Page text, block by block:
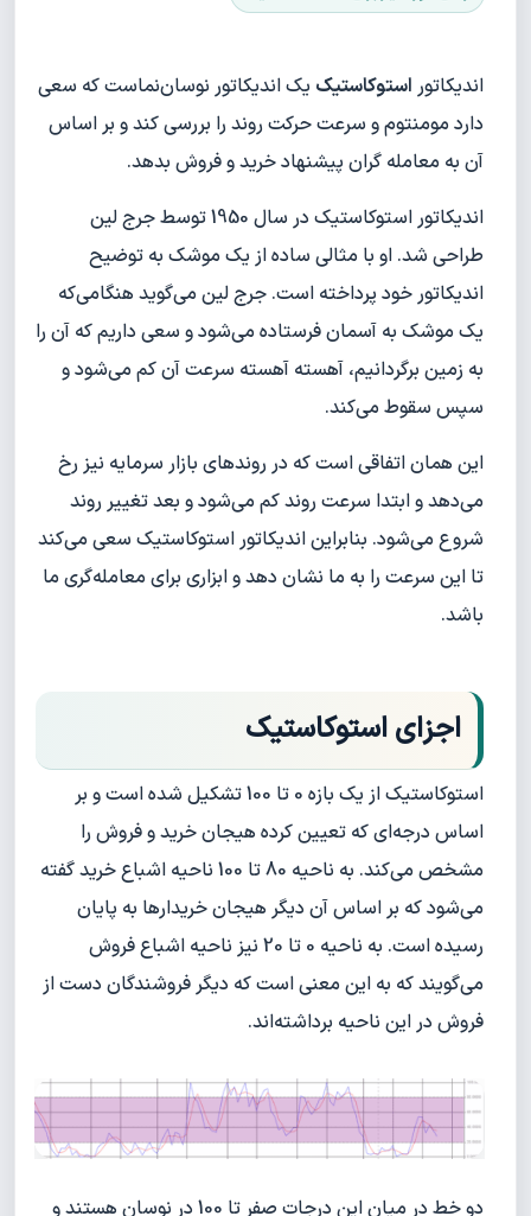
اندیکاتور استوکاستیک یک اندیکاتور نوسان‌نماست که سعی
دارد مومنتوم و سرعت حرکت روند را بررسی کند و بر اساس
آن به معامله گران پیشنهاد خرید و فروش بدهد.
اندیکاتور استوکاستیک در سال 1950 توسط جرج لین
طراحی شد. او با مثالی ساده از یک موشک به توضیح
اندیکاتور خود پرداخته است. جرج لین می‌گوید هنگامی‌که
یک موشک به آسمان فرستاده می‌شود و سعی داریم که آن را
به زمین برگردانیم، آهسته آهسته سرعت آن کم می‌شود و
سپس سقوط می‌کند.
این همان اتفاقی است که در روندهای بازار سرمایه نیز رخ
می‌دهد و ابتدا سرعت روند کم می‌شود و بعد تغییر روند
شروع می‌شود. بنابراین اندیکاتور استوکاستیک سعی می‌کند
تا این سرعت را به ما نشان دهد و ابزاری برای معامله‌گری ما
باشد.
اجزای استوکاستیک
استوکاستیک از یک بازه 0 تا 100 تشکیل شده است و بر
اساس درجه‌ای که تعیین کرده هیجان خرید و فروش را
مشخص می‌کند. به ناحیه 80 تا 100 ناحیه اشباع خرید گفته
می‌شود که بر اساس آن دیگر هیجان خریدارها به پایان
رسیده است. به ناحیه 0 تا 20 نیز ناحیه اشباع فروش
می‌گویند که به این معنی است که دیگر فروشندگان دست از
فروش در این ناحیه برداشته‌اند.
دو خط در میان این درجات صفر تا 100 در نوسان هستند و